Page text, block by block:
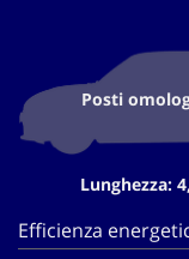
Posti
Lunghezza:
Efficienza